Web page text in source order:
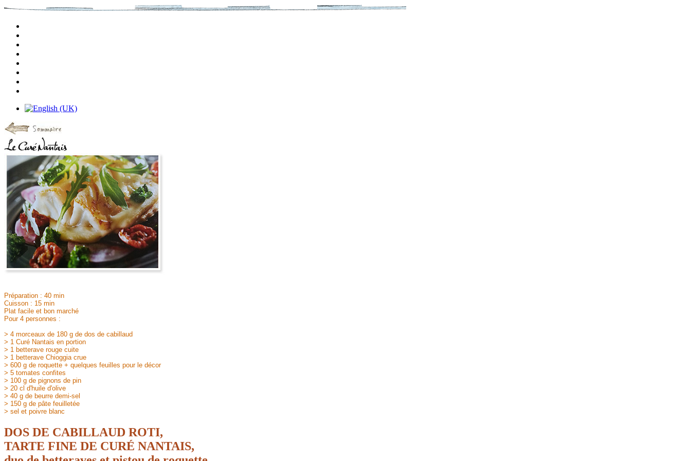
Préparation : 40 min
Cuisson : 15 min
Plat facile et bon marché
Pour 4 personnes :
> 4 morceaux de 180 g de dos de cabillaud
> 1 Curé Nantais en portion
> 1 betterave rouge cuite
> 1 betterave Chioggia crue
> 600 g de roquette + quelques feuilles pour le décor
> 5 tomates confites
> 100 g de pignons de pin
> 20 cl d'huile d'olive
> 40 g de beurre demi-sel
> 150 g de pâte feuilletée
> sel et poivre blanc
DOS DE CABILLAUD ROTI,
TARTE FINE DE CURÉ NANTAIS,